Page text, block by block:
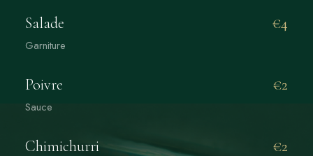
Salade €4
Garniture
Poivre €2
Sauce
Chimichurri €2